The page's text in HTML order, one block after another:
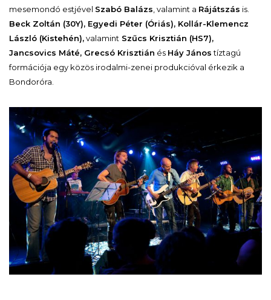
mesemondó estjével Szabó Balázs , valamint a Rájátszás is.
Beck Zoltán (30Y), Egyedi Péter (Óriás), Kollár-Klemencz
László (Kistehén),valamint Szűcs Krisztián (HS7),
Jancsovics Máté, Grecsó Krisztián és Háy Jánostíztagú
formációja egy közös irodalmi-zenei produkcióval érkezik a
Bondoróra.